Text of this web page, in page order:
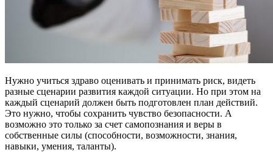
Нужно учиться здраво оценивать и принимать риск, видеть
разные сценарии развития каждой ситуации. Но при этом на
каждый сценарий должен быть подготовлен план действий.
Это нужно, чтобы сохранить чувство безопасности. А
возможно это только за счет самопознания и веры в
собственные силы (способности, возможности, знания,
навыки, умения, таланты).